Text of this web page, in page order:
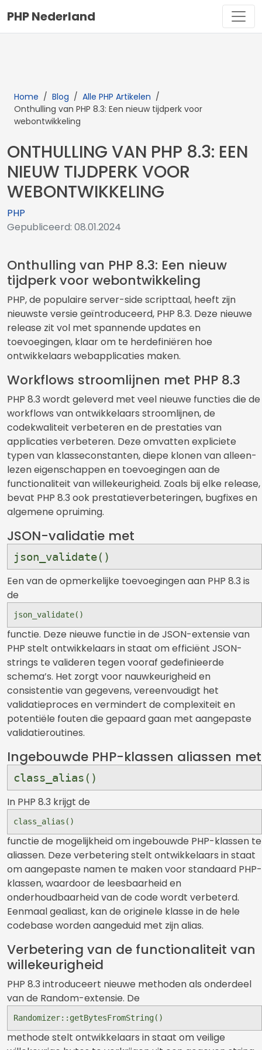
PHP Nederland
Home / Blog / Alle PHP Artikelen /
Onthulling van PHP 8.3: Een nieuw tijdperk voor
webontwikkeling
ONTHULLING VAN PHP 8.3: EEN
NIEUW TIJDPERK VOOR
WEBONTWIKKELING
PHP
Gepubliceerd: 08.01.2024
Onthulling van PHP 8.3: Een nieuw
tijdperk voor webontwikkeling
PHP, de populaire server-side scripttaal, heeft zijn
nieuwste versie geïntroduceerd, PHP 8.3. Deze nieuwe
release zit vol met spannende updates en
toevoegingen, klaar om te herdefiniëren hoe
ontwikkelaars webapplicaties maken.
Workflows stroomlijnen met PHP 8.3
PHP 8.3 wordt geleverd met veel nieuwe functies die de
workflows van ontwikkelaars stroomlijnen, de
codekwaliteit verbeteren en de prestaties van
applicaties verbeteren. Deze omvatten expliciete
typen van klasseconstanten, diepe klonen van alleen-
lezen eigenschappen en toevoegingen aan de
functionaliteit van willekeurigheid. Zoals bij elke release,
bevat PHP 8.3 ook prestatieverbeteringen, bugfixes en
algemene opruiming.
JSON-validatie met
json_validate()
Een van de opmerkelijke toevoegingen aan PHP 8.3 is
de
json_validate()
functie. Deze nieuwe functie in de JSON-extensie van
PHP stelt ontwikkelaars in staat om efficiënt JSON-
strings te valideren tegen vooraf gedefinieerde
schema’s. Het zorgt voor nauwkeurigheid en
consistentie van gegevens, vereenvoudigt het
validatieproces en vermindert de complexiteit en
potentiële fouten die gepaard gaan met aangepaste
validatieroutines.
Ingebouwde PHP-klassen aliassen met
class_alias()
In PHP 8.3 krijgt de
class_alias()
functie de mogelijkheid om ingebouwde PHP-klassen te
aliassen. Deze verbetering stelt ontwikkelaars in staat
om aangepaste namen te maken voor standaard PHP-
klassen, waardoor de leesbaarheid en
onderhoudbaarheid van de code wordt verbeterd.
Eenmaal gealiast, kan de originele klasse in de hele
codebase worden aangeduid met zijn alias.
Verbetering van de functionaliteit van
willekeurigheid
PHP 8.3 introduceert nieuwe methoden als onderdeel
van de Random-extensie. De
Randomizer::getBytesFromString()
methode stelt ontwikkelaars in staat om veilige